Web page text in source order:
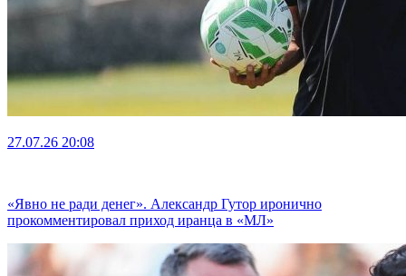
27.07.26 20:08
«Явно не ради денег». Александр Гутор иронично
прокомментировал приход иранца в «МЛ»